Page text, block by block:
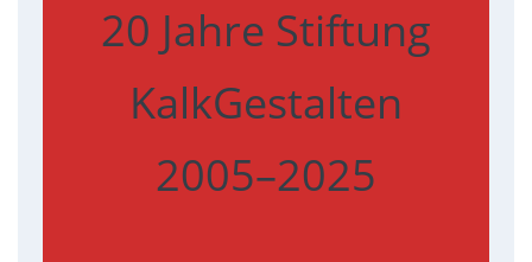
20 Jahre Stiftung
KalkGestalten
2005–2025